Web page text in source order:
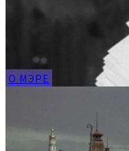
О МЭРЕ